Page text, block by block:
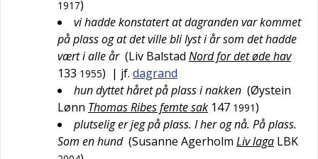
1917)
vi hadde konstatert at dagranden var kommet
på plass og at det ville bli lyst i år som det hadde
vært i alle år (Liv Balstad Nord for det øde hav
133 1955) | jf. dagrand
hun dyttet håret på plass i nakken (Øystein
Lønn Thomas Ribes femte sak 147 1991)
plutselig er jeg på plass. I her og nå. På plass.
Som en hund (Susanne Agerholm Liv laga LBK